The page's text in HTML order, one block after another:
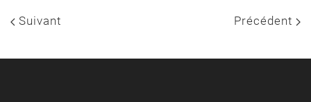
Suivant Précédent